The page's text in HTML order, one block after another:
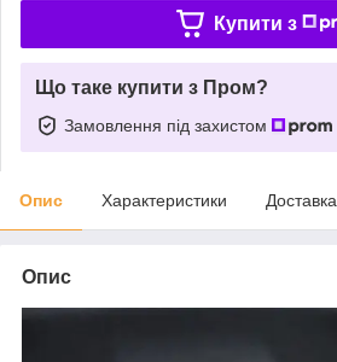
Купити з
Що таке купити з Пром?
Замовлення під захистом
Опис Характеристики Доставка
Опис